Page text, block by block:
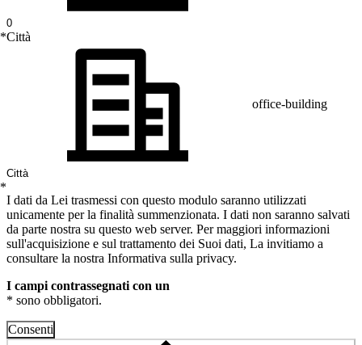
*Città
office-building
*
I dati da Lei trasmessi con questo modulo saranno utilizzati
unicamente per la finalità summenzionata. I dati non saranno salvati
da parte nostra su questo web server. Per maggiori informazioni
sull'acquisizione e sul trattamento dei Suoi dati, La invitiamo a
consultare la nostra Informativa sulla privacy.
I campi contrassegnati con un
* sono obbligatori.
Consenti